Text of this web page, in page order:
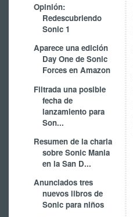
Opinión:
Redescubriendo
Sonic 1
Aparece una edición
Day One de Sonic
Forces en Amazon
Filtrada una posible
fecha de
lanzamiento para
Son...
Resumen de la charla
sobre Sonic Mania
en la San D...
Anunciados tres
nuevos libros de
Sonic para niños